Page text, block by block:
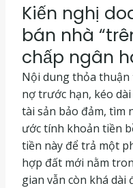
Kiến nghị
bán nhà
chấp ngân
Nội dung thỏa
nợ trước hạn, kéo
tài sản bảo đảm, tìm
ước tính khoản tiền
tiền này để trả một
hợp đất mới nằm
gian vẫn còn khá dài